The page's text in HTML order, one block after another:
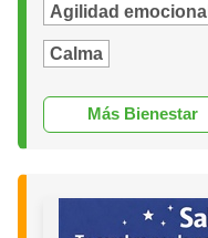
Agilidad emocional
Calma
Más Bienestar